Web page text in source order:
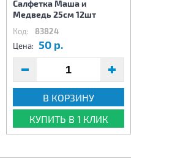
Салфетка Маша и
Медведь 25см 12шт
Код: 83824
Цена: 50 р.
В КОРЗИНУ
КУПИТЬ В 1 КЛИК